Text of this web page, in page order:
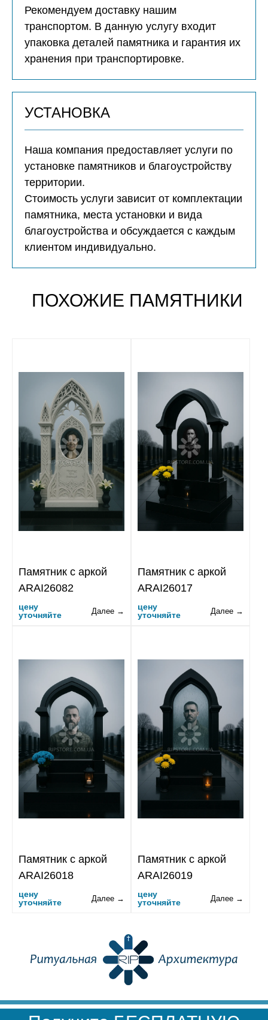
Рекомендуем доставку нашим
транспортом. В данную услугу входит
упаковка деталей памятника и гарантия их
хранения при транспортировке.
УСТАНОВКА
Наша компания предоставляет услуги по
установке памятников и благоустройству
территории.
Стоимость услуги зависит от комплектации
памятника, места установки и вида
благоустройства и обсуждается с каждым
клиентом индивидуально.
ПОХОЖИЕ ПАМЯТНИКИ
Памятник с аркой
ARAI26082
цену
уточняйте
Далее →
Памятник с аркой
ARAI26017
цену
уточняйте
Далее →
Памятник с аркой
ARAI26018
цену
уточняйте
Далее →
Памятник с аркой
ARAI26019
цену
уточняйте
Далее →